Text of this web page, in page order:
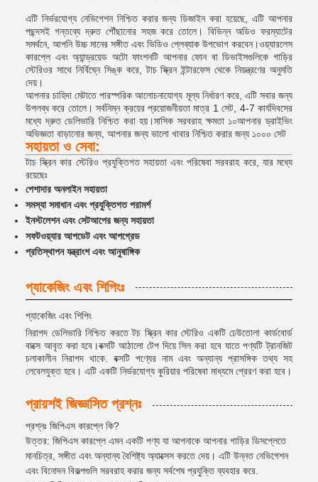
এটি নির্ভরযোগ্য নেভিগেশন নিশ্চিত করার জন্য ডিজাইন করা হয়েছে, এটি আপনার
পছন্দসই গন্তব্যে দ্রুত পৌঁছানোর সহজ করে তোলে। বিভিন্ন অডিও ফরম্যাটের
সমর্থনে, আপনি উচ্চ মানের সঙ্গীত এবং ভিডিও প্লেব্যাক উপভোগ করবেন।ওয়্যারলেস
কারপ্লে এবং অ্যান্ড্রয়েড অটো ফাংশনটি আপনার ফোন বা ডিভাইসগুলিকে গাড়ির
স্টেরিওর সাথে নির্বিঘ্নে সিঙ্ক করে, টাচ স্ক্রিন ইন্টারফেস থেকে নিয়ন্ত্রণের অনুমতি
দেয়।
আপনার চাহিদা মেটাতে পারস্পরিক আলোচনাযোগ্য মূল্য নির্ধারণ করে, এটি সবার জন্য
উপলব্ধ করে তোলে। সর্বনিম্ন ক্রয়ের প্রয়োজনীয়তা মাত্র 1 সেট, 4-7 কার্যদিবসের
মধ্যে দ্রুত ডেলিভারি নিশ্চিত করা হয়।মাসিক সরবরাহ ক্ষমতা ১০আপনার ড্রাইভিং
অভিজ্ঞতা বাড়ানোর জন্য, আপনার জন্য ভালো খাবার নিশ্চিত করার জন্য ১০০০ সেট
সহায়তা ও সেবা:
টাচ স্ক্রিন কার স্টেরিও প্রযুক্তিগত সহায়তা এবং পরিষেবা সরবরাহ করে, যার মধ্যে
রয়েছেঃ
পেশাদার অনলাইন সহায়তা
সমস্যা সমাধান এবং প্রযুক্তিগত পরামর্শ
ইনস্টলেশন এবং সেটআপের জন্য সহায়তা
সফটওয়্যার আপডেট এবং আপগ্রেড
প্রতিস্থাপন যন্ত্রাংশ এবং আনুষাঙ্গিক
প্যাকেজিং এবং শিপিংঃ
প্যাকেজিং এবং শিপিং
নিরাপদ ডেলিভারি নিশ্চিত করতে টচ স্ক্রিন কার স্টেরিও একটি ঢেউতোলা কার্ডবোর্ড
বাক্সে আবৃত করা হবে।বক্সটি আঠালো টেপ দিয়ে সিল করা হবে যাতে পণ্যটি ট্রানজিট
চলাকালীন নিরাপদ থাকে. বক্সটি পণ্যের নাম এবং অন্যান্য প্রাসঙ্গিক তথ্য সহ
লেবেলযুক্ত হবে। এটি একটি নির্ভরযোগ্য কুরিয়ার পরিষেবা মাধ্যমে প্রেরণ করা হবে।
প্রায়শই জিজ্ঞাসিত প্রশ্নঃ
প্রশ্নঃ জিপিএস কারপ্লে কি?
উত্তর: জিপিএস কারপ্লে এমন একটি পণ্য যা আপনাকে আপনার গাড়ির ডিসপ্লেতে
মানচিত্র, সঙ্গীত এবং অন্যান্য বৈশিষ্ট্য অ্যাক্সেস করতে দেয়। এটি উন্নত নেভিগেশন
এবং বিনোদন বিকল্পগুলি সরবরাহ করার জন্য সর্বশেষ প্রযুক্তি ব্যবহার করে.